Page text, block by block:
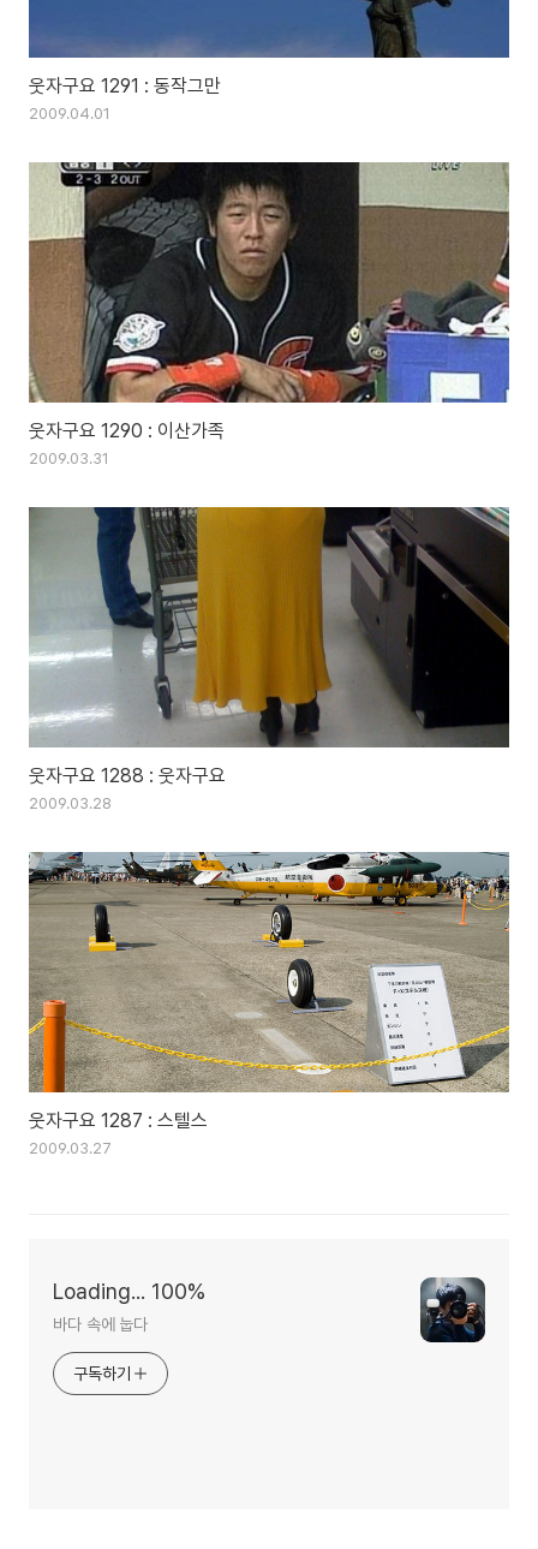
웃자구요 1291 : 동작그만
2009.04.01
웃자구요 1290 : 이산가족
2009.03.31
웃자구요 1288 : 웃자구요
2009.03.28
웃자구요 1287 : 스텔스
2009.03.27
Loading... 100%
바다 속에 눕다
구독하기